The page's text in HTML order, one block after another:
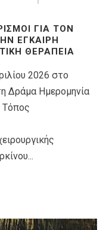
ΓΙΑ ΤΟΝ
ΈΓΚΑΙΡΗ
ΘΕΡΑΠΕΊΑ
2026 στο
Δράμα Ημερομηνία
Τόπος